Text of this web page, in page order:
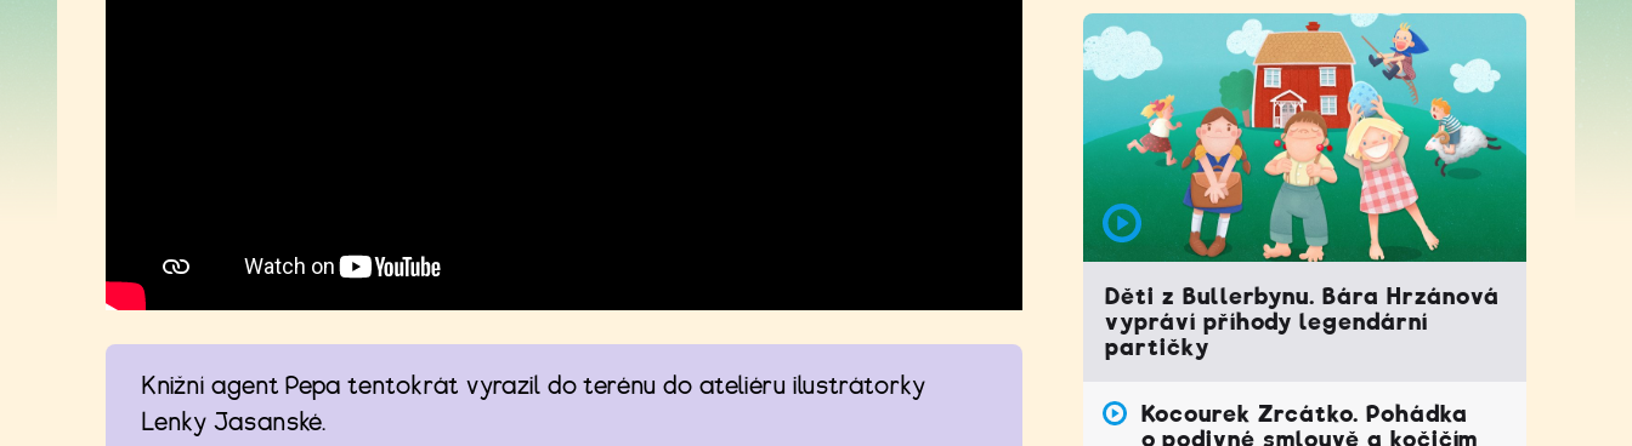
Knižní agent Pepa tentokrát vyrazil do terénu do ateliéru ilustrátorky
Lenky Jasanské.
Děti z Bullerbynu. Bára Hrzánová
vypráví příhody legendární
partičky
Kocourek Zrcátko. Pohádka
o podivné smlouvě a kočičím